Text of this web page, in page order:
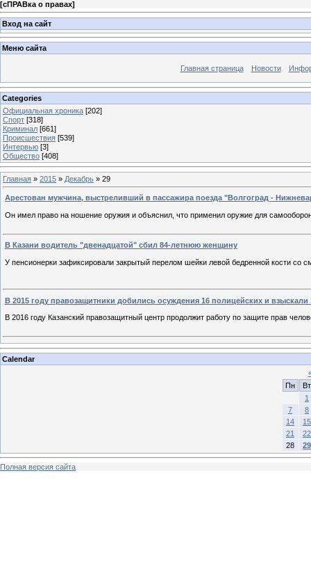
[сПРАВка о правах]
Вход на сайт
Меню сайта
Главная страница Новости
Categories
Официальная хроника [202]
Спорт [318]
Криминал [661]
Происшествия [539]
Интервью [3]
Общество [408]
Главная » 2015 » Декабрь » 29
Арестован мужчина, выстреливший в пассажира поезда "Волгоград -
Он имел право на ношение оружия и объяснил, что применил оружие для
В Казани водитель "двенадцатой" сбил 84-летнюю женщину
У пенсионерки зафиксировали закрытый перелом шейки левой бедренной кости
В 2015 году правозащитники добились осуждения 16 полицейских и
В 2016 году Казанский правозащитный центр продолжит работу по защите прав
Calendar
Пн
Вт
1
7
8
14
15
21
22
28
29
Полная версия сайта